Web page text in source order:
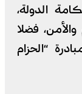
الدولة،
فضلا
“الحزام